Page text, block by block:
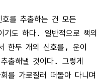
를 추출하는 건 모든
기도 하다. 일반적으로 책의
한두 개의 신호를, 운이
출해낼 것이다. 그렇게
를 가로질러 떠돌아 다니며